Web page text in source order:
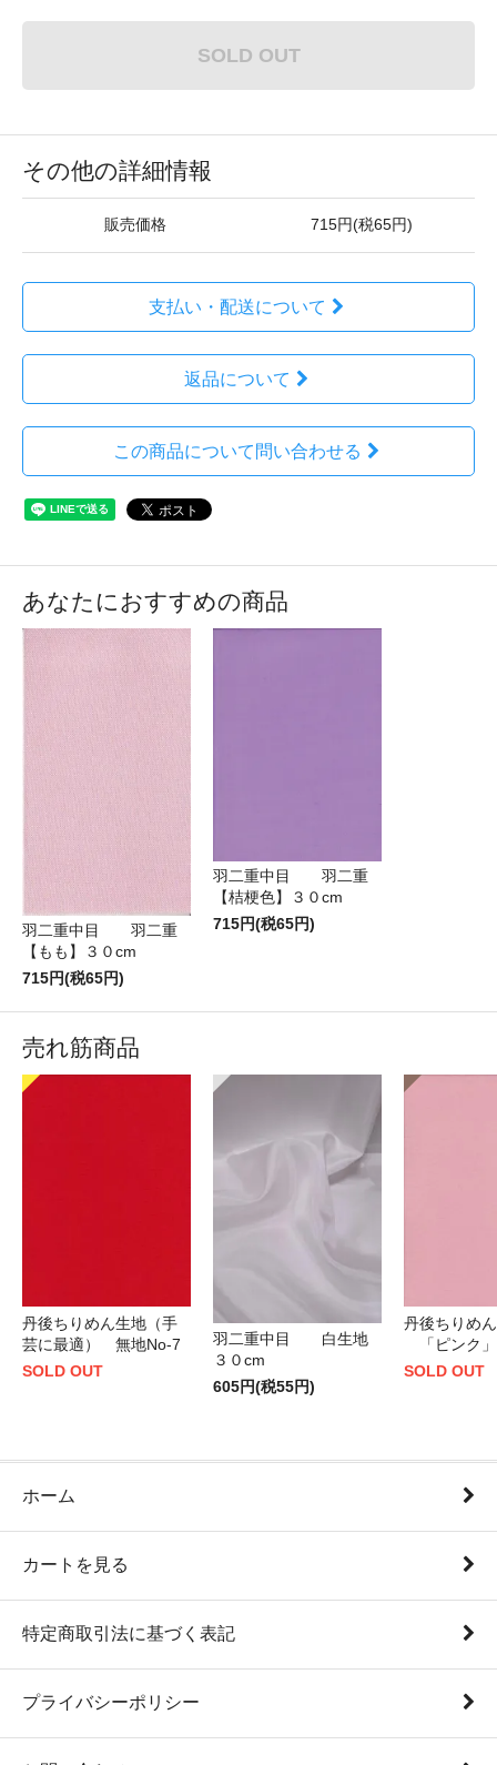
SOLD OUT
その他の詳細情報
販売価格 715円(税65円)
支払い・配送について
返品について
この商品について問い合わせる
あなたにおすすめの商品
羽二重中目 羽二重
【もも】３０cm
715円(税65円)
羽二重中目 羽二重
【桔梗色】３０cm
715円(税65円)
売れ筋商品
丹後ちりめん生地（手
芸に最適） 無地No-7
SOLD OUT
羽二重中目 白生地
３０cm
605円(税55円)
丹後ちりめ
「ピンク」
SOLD OUT
ホーム
カートを見る
特定商取引法に基づく表記
プライバシーポリシー